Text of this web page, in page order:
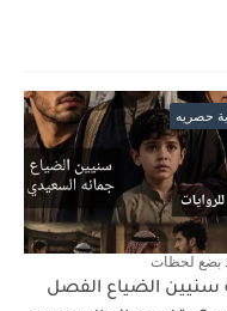
حصريه
بضع لحظات
سنيين الضياع الفصل